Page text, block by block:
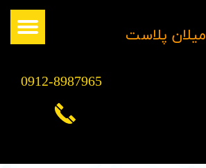
​میلان پلاست
0912-8987965